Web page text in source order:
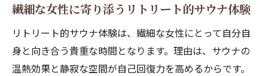
繊細な女性に寄り添うリトリート的サウナ体験
リトリート的サウナ体験は、繊細な女性にとって自分自
身と向き合う貴重な時間となります。理由は、サウナの
温熱効果と静寂な空間が自己回復力を高めるからです。